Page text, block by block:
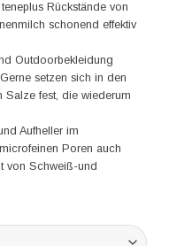
Rückstände von
schonend effektiv
Outdoorbekleidung
setzen sich in den
Salze fest, die wiederum
Aufheller im
Poren auch
von Schweiß-und